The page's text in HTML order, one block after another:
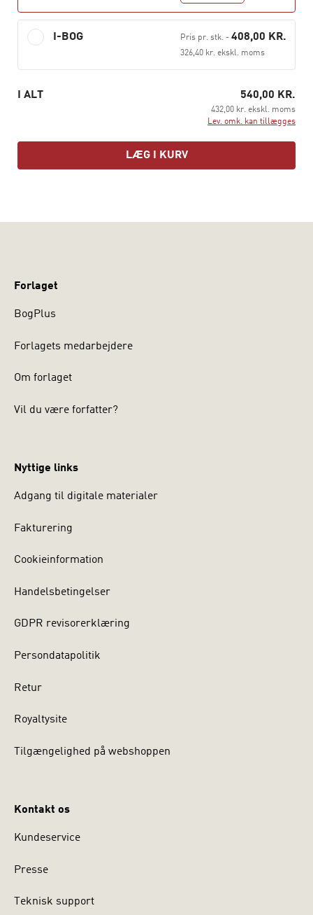
udgave med til føjelse af to kapitler: fransk
hverdagssociologi og emotionssociologi.
Marxisme, modernitet og utopi: Michael Gardiner
Fænomenologisk sociologi: Dan Zahavi og Søren
Erving Goffmann: Søren Kristiansen
7.
Fransk hverdagssociologi: Michael Hviid Jacobsen
Jacobsen
10.
I-BOG Pris pr. stk.- 408,00 KR.
326,40 kr. ekskl. moms
I ALT 540,00 KR.
432,00 kr. ekskl. moms
Lev. omk. kan tillægges
LÆG I KURV
Forlaget
BogPlus
Forlagets medarbejdere
Om forlaget
Vil du være forfatter?
Nyttige links
Adgang til digitale materialer
Fakturering
Cookieinformation
Handelsbetingelser
GDPR revisorerklæring
Persondatapolitik
Retur
Royaltysite
Tilgængelighed på webshoppen
Kontakt os
Kundeservice
Presse
Teknisk support